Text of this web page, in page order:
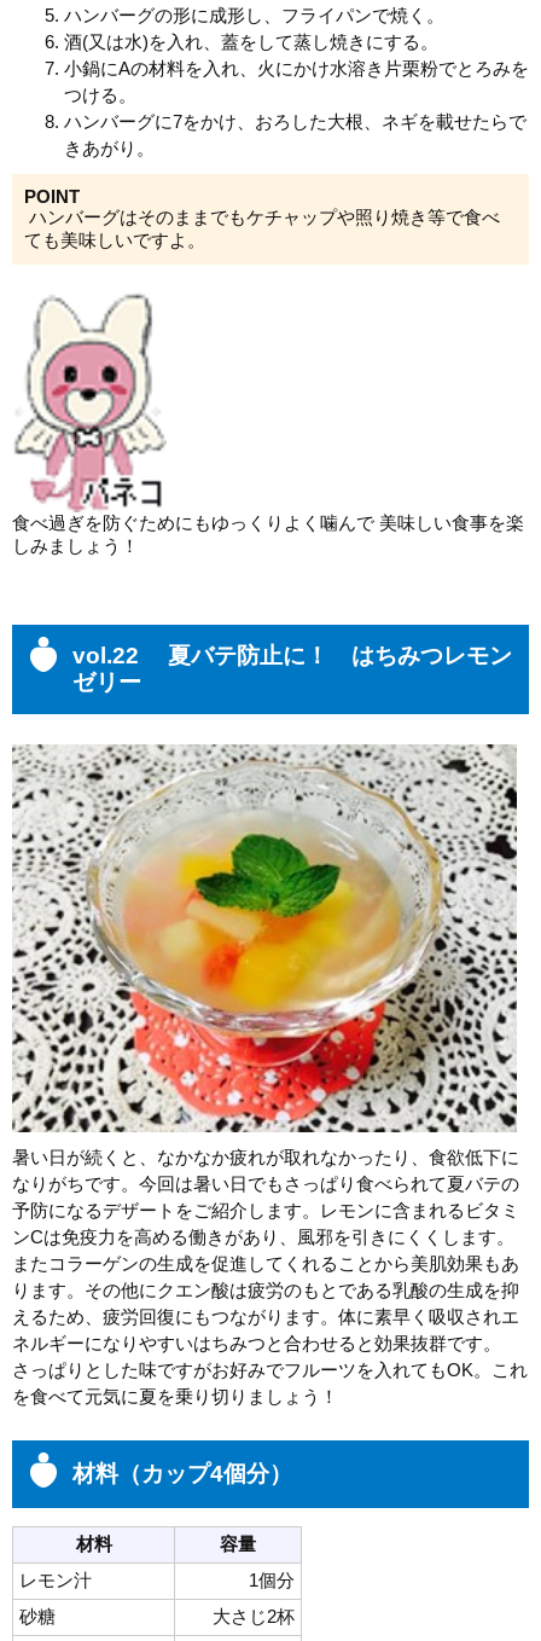
ハンバーグの形に成形し、フライパンで焼く。
酒(又は水)を入れ、蓋をして蒸し焼きにする。
小鍋にAの材料を入れ、火にかけ水溶き片栗粉でとろみを
つける。
ハンバーグに7をかけ、おろした大根、ネギを載せたらで
きあがり。
POINT
ハンバーグはそのままでもケチャップや照り焼き等で食べ
ても美味しいですよ。
食べ過ぎを防ぐためにもゆっくりよく噛んで 美味しい食事を楽
しみましょう！
vol.22 夏バテ防止に！ はちみつレモン
ゼリー
暑い日が続くと、なかなか疲れが取れなかったり、食欲低下に
なりがちです。今回は暑い日でもさっぱり食べられて夏バテの
予防になるデザートをご紹介します。レモンに含まれるビタミ
ンCは免疫力を高める働きがあり、風邪を引きにくくします。
またコラーゲンの生成を促進してくれることから美肌効果もあ
ります。その他にクエン酸は疲労のもとである乳酸の生成を抑
えるため、疲労回復にもつながります。体に素早く吸収されエ
ネルギーになりやすいはちみつと合わせると効果抜群です。
さっぱりとした味ですがお好みでフルーツを入れてもOK。これ
を食べて元気に夏を乗り切りましょう！
材料（カップ4個分）
材料
容量
レモン汁
1個分
砂糖
大さじ2杯